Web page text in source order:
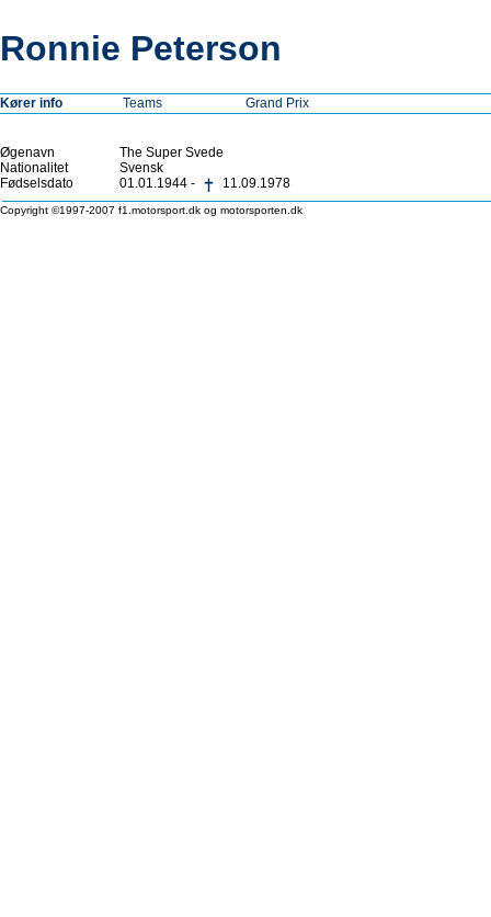
Ronnie Peterson
Kører info Teams Grand Prix
Øgenavn
The Super Svede
Nationalitet
Svensk
Fødselsdato
01.01.1944 - 11.09.1978
Copyright ©1997-2007 f1.motorsport.dk og motorsporten.dk